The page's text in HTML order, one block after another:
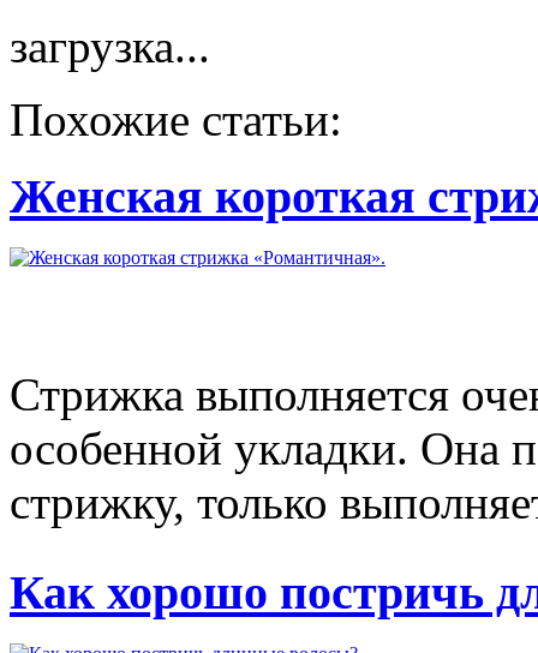
загрузка...
Похожие статьи:
Женская короткая
Стрижка выполняется
особенной укладки. Она
стрижку, только
Как хорошо постричь